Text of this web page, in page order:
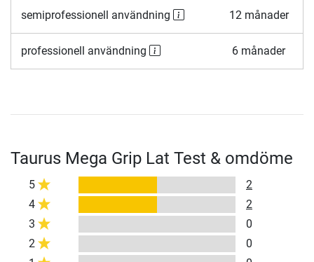
semiprofessionell användning 12 månader
professionell användning 6 månader
Taurus Mega Grip Lat Test & omdöme
5
2
4
2
3
0
2
0